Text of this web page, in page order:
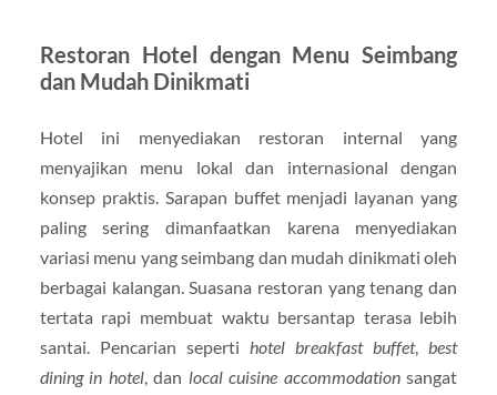
Restoran Hotel dengan Menu Seimbang
dan Mudah Dinikmati
Hotel ini menyediakan restoran internal yang
menyajikan menu lokal dan internasional dengan
konsep praktis. Sarapan buffet menjadi layanan yang
paling sering dimanfaatkan karena menyediakan
variasi menu yang seimbang dan mudah dinikmati oleh
berbagai kalangan. Suasana restoran yang tenang dan
tertata rapi membuat waktu bersantap terasa lebih
santai. Pencarian seperti hotel breakfast buffet,best
dining in hotel, dan local cuisine accommodationsangat